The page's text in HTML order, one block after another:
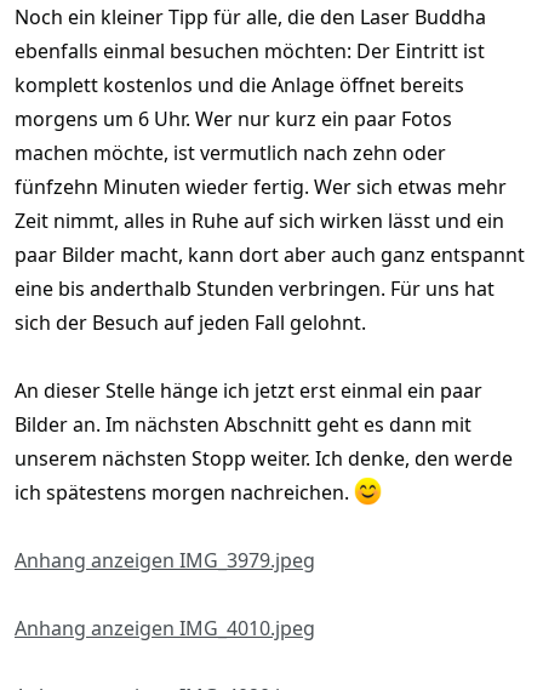
Noch ein kleiner Tipp für alle, die den Laser Buddha
ebenfalls einmal besuchen möchten: Der Eintritt ist
komplett kostenlos und die Anlage öffnet bereits
morgens um 6 Uhr. Wer nur kurz ein paar Fotos
machen möchte, ist vermutlich nach zehn oder
fünfzehn Minuten wieder fertig. Wer sich etwas mehr
Zeit nimmt, alles in Ruhe auf sich wirken lässt und ein
paar Bilder macht, kann dort aber auch ganz entspannt
eine bis anderthalb Stunden verbringen. Für uns hat
sich der Besuch auf jeden Fall gelohnt.
An dieser Stelle hänge ich jetzt erst einmal ein paar
Bilder an. Im nächsten Abschnitt geht es dann mit
unserem nächsten Stopp weiter. Ich denke, den werde
ich spätestens morgen nachreichen.
Anhang anzeigen IMG_3979.jpeg
Anhang anzeigen IMG_4010.jpeg